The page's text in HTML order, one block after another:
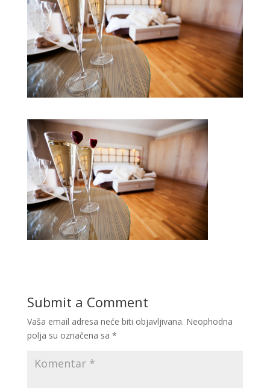
Submit a Comment
Vaša email adresa neće biti objavljivana. Neophodna
polja su označena sa *